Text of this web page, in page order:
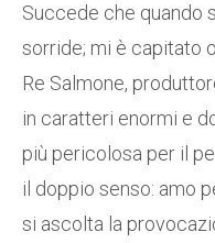
Succede che quando
sorride; mi è capitato
Re Salmone,
in caratteri enormi e
più pericolosa per il
il doppio senso: amo
si ascolta la